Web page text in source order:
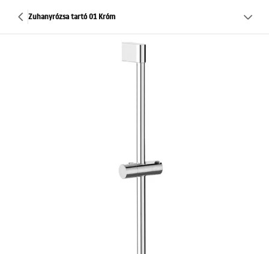
Zuhanyrózsa tartó 01 Króm